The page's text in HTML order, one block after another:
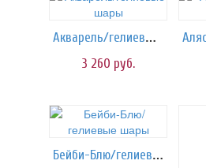
Акварель/гелиевые шары
3 260 руб.
Бейби-Блю/гелиевые шары